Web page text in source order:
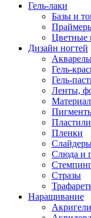
Гель-лаки
Базы и
Цветные
Дизайн ногтей
Гель-
Гель-
Ленты,
Пленки
Слюда и
Стразы
Наращивание
Акригели